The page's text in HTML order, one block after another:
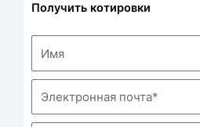
Получить котировки